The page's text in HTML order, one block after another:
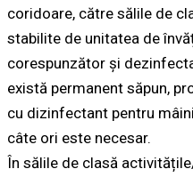
coridoare, către sălile de
stabilite de unitatea de
corespunzător și
există permanent săpun,
cu dizinfectant pentru
câte ori este necesar.
În sălile de clasă